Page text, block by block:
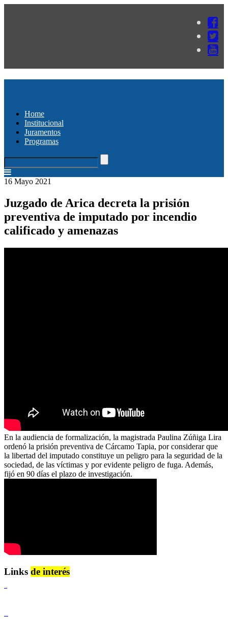
Home
Institucional
Juramentos
Programas
16 Mayo 2021
Juzgado de Arica decreta la prisión
preventiva de imputado por incendio
calificado y amenazas
En la audiencia de formalización, la magistrada Paulina Zúñiga Lira
ordenó la prisión preventiva de Cárcamo Tapia, por considerar que
la libertad del imputado constituye un peligro para la seguridad de la
sociedad, de las víctimas y por evidente peligro de fuga. Además,
fijó en 90 días el plazo de investigación.
Links de interés